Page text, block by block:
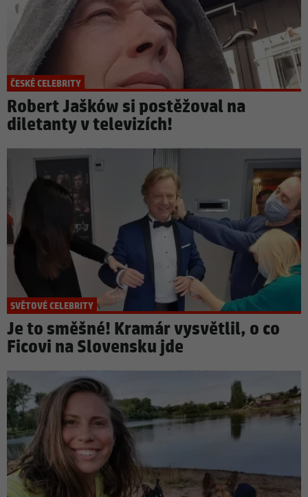
ČESKÉ CELEBRITY
Robert Jašków si postěžoval na
diletanty v televizích!
SVĚTOVÉ CELEBRITY
Je to směšné! Kramár vysvětlil, o co
Ficovi na Slovensku jde